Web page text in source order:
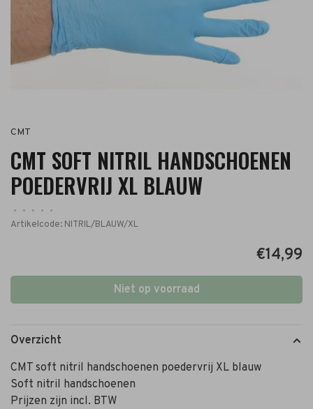
CMT
CMT SOFT NITRIL HANDSCHOENEN
POEDERVRIJ XL BLAUW
• • • •
•
Artikelcode: NITRIL/BLAUW/XL
€14,99
Niet op voorraad
Overzicht
CMT soft nitril handschoenen poedervrij XL blauw
Soft nitril handschoenen
Prijzen zijn incl. BTW